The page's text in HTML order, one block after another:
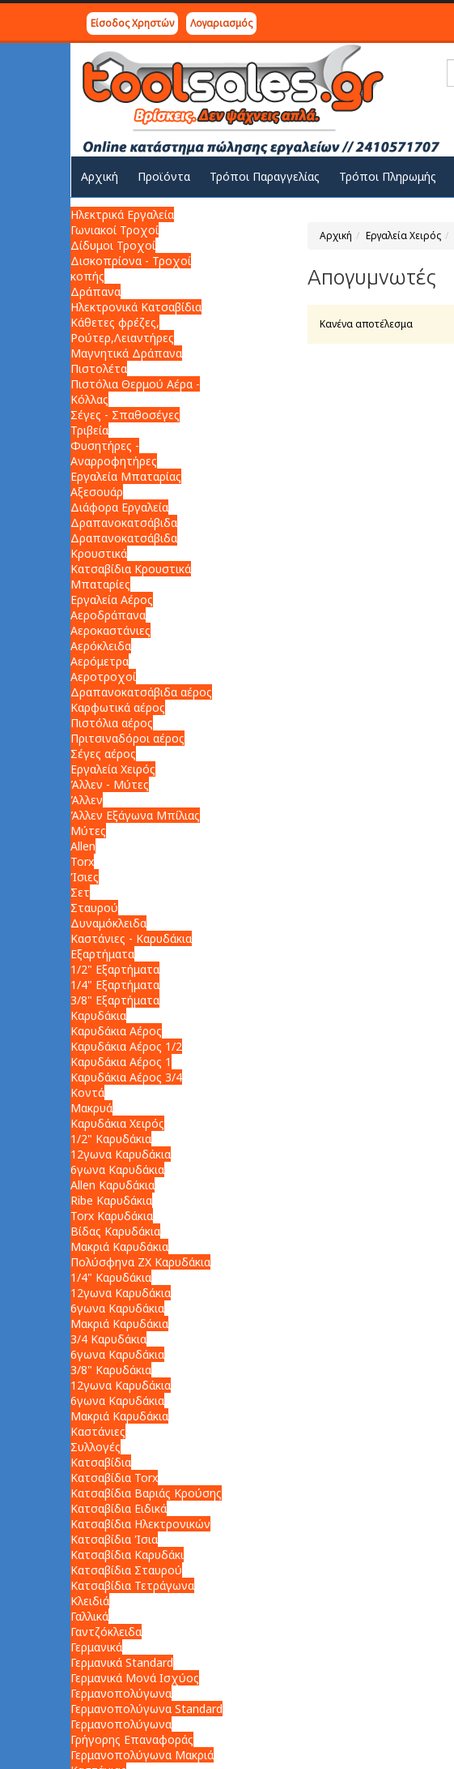
Είσοδος Χρηστών Λογαριασμός
Αρχική Προϊόντα Τρόποι Παραγγελίας Τρόποι Πληρωμής
Αρχική Εργαλεία Χειρός
Απογυμνωτές
Κανένα αποτέλεσμα
Ηλεκτρικά Εργαλεία
Γωνιακοί Τροχοί
Δίδυμοι Τροχοί
Δισκοπρίονα - Τροχοί
κοπής
Δράπανα
Ηλεκτρονικά Κατσαβίδια
Κάθετες φρέζες,
Ρούτερ,Λειαντήρες
Μαγνητικά Δράπανα
Πιστολέτα
Πιστόλια Θερμού Αέρα -
Κόλλας
Σέγες - Σπαθοσέγες
Τριβεία
Φυσητήρες -
Αναρροφητήρες
Εργαλεία Μπαταρίας
Αξεσουάρ
Διάφορα Εργαλεία
Δραπανοκατσάβιδα
Δραπανοκατσάβιδα
Κρουστικά
Κατσαβίδια Κρουστικά
Μπαταρίες
Εργαλεία Αέρος
Αεροδράπανα
Αεροκαστάνιες
Αερόκλειδα
Αερόμετρα
Αεροτροχοί
Δραπανοκατσάβιδα αέρος
Καρφωτικά αέρος
Πιστόλια αέρος
Πριτσιναδόροι αέρος
Σέγες αέρος
Εργαλεία Χειρός
Άλλεν - Μύτες
Άλλεν
Άλλεν Εξάγωνα Μπίλιας
Μύτες
Allen
Torx
Ίσιες
Σετ
Σταυρού
Δυναμόκλειδα
Καστάνιες - Καρυδάκια
Εξαρτήματα
1/2" Εξαρτήματα
1/4" Εξαρτήματα
3/8" Εξαρτήματα
Καρυδάκια
Καρυδάκια Αέρος
Καρυδάκια Αέρος 1/2
Καρυδάκια Αέρος 1
Καρυδάκια Αέρος 3/4
Κοντά
Μακρυά
Καρυδάκια Χειρός
1/2" Καρυδάκια
12γωνα Καρυδάκια
6γωνα Καρυδάκια
Allen Καρυδάκια
Ribe Καρυδάκια
Torx Καρυδάκια
Βίδας Καρυδάκια
Μακριά Καρυδάκια
Πολύσφηνα ZX Καρυδάκια
1/4" Καρυδάκια
12γωνα Καρυδάκια
6γωνα Καρυδάκια
Μακριά Καρυδάκια
3/4 Καρυδάκια
6γωνα Καρυδάκια
3/8" Καρυδάκια
12γωνα Καρυδάκια
6γωνα Καρυδάκια
Μακριά Καρυδάκια
Καστάνιες
Συλλογές
Κατσαβίδια
Κατσαβίδια Torx
Κατσαβίδια Βαριάς Κρούσης
Κατσαβίδια Ειδικά
Κατσαβίδια Ηλεκτρονικών
Κατσαβίδια Ίσια
Κατσαβίδια Καρυδάκι
Κατσαβίδια Σταυρού
Κατσαβίδια Τετράγωνα
Κλειδιά
Γαλλικά
Γαντζόκλειδα
Γερμανικά
Γερμανικά Standard
Γερμανικά Μονά Ισχύος
Γερμανοπολύγωνα
Γερμανοπολύγωνα Standard
Γερμανοπολύγωνα
Γρήγορης Επαναφοράς
Γερμανοπολύγωνα Μακριά